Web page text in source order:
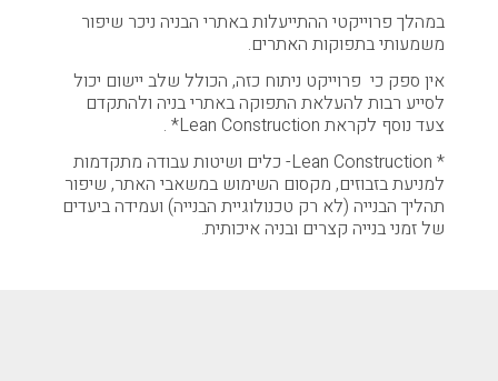
במהלך פרוייקטי ההתייעלות באתרי הבניה ניכר שיפור
משמעותי בתפוקות האתרים.
אין ספק כי פרוייקט ניתוח כזה, הכולל שלב יישום יכול
לסייע רבות להעלאת התפוקה באתרי בניה ולהתקדם
צעד נוסף לקראת Lean Construction* .
* Lean Construction- כלים ושיטות עבודה מתקדמות
למניעת בזבוזים, מקסום השימוש במשאבי האתר, שיפור
תהליך הבנייה (לא רק טכנולוגיית הבנייה) ועמידה ביעדים
של זמני בנייה קצרים ובניה איכותית.